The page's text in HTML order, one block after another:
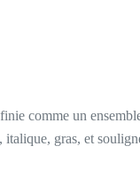
comme un
gras, et